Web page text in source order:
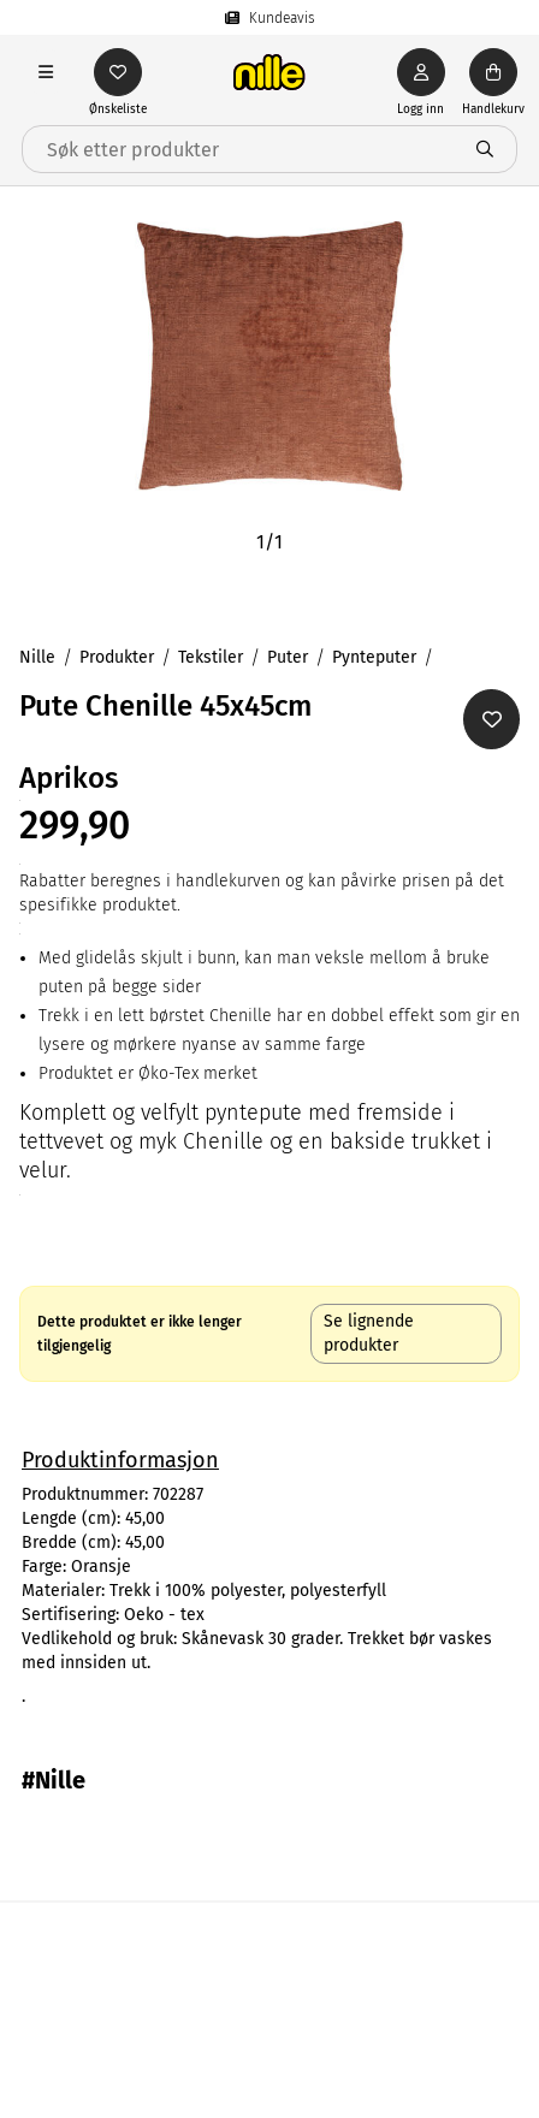
Kundeavis
Ønskeliste Logg inn Handlekurv
1/1
Nille Produkter Tekstiler Puter Pynteputer
Pute Chenille 45x45cm
Aprikos
299,90
Rabatter beregnes i handlekurven og kan påvirke prisen på det
spesifikke produktet.
Med glidelås skjult i bunn, kan man veksle mellom å bruke
puten på begge sider
Trekk i en lett børstet Chenille har en dobbel effekt som gir en
lysere og mørkere nyanse av samme farge
Produktet er Øko-Tex merket
Komplett og velfylt pyntepute med fremside i
tettvevet og myk Chenille og en bakside trukket i
velur.
Dette produktet er ikke lenger
tilgjengelig
Se lignende
produkter
Produktinformasjon
Produktnummer: 702287
Lengde (cm): 45,00
Bredde (cm): 45,00
Farge: Oransje
Materialer: Trekk i 100% polyester, polyesterfyll
Sertifisering: Oeko - tex
Vedlikehold og bruk: Skånevask 30 grader. Trekket bør vaskes
med innsiden ut.
.
#Nille